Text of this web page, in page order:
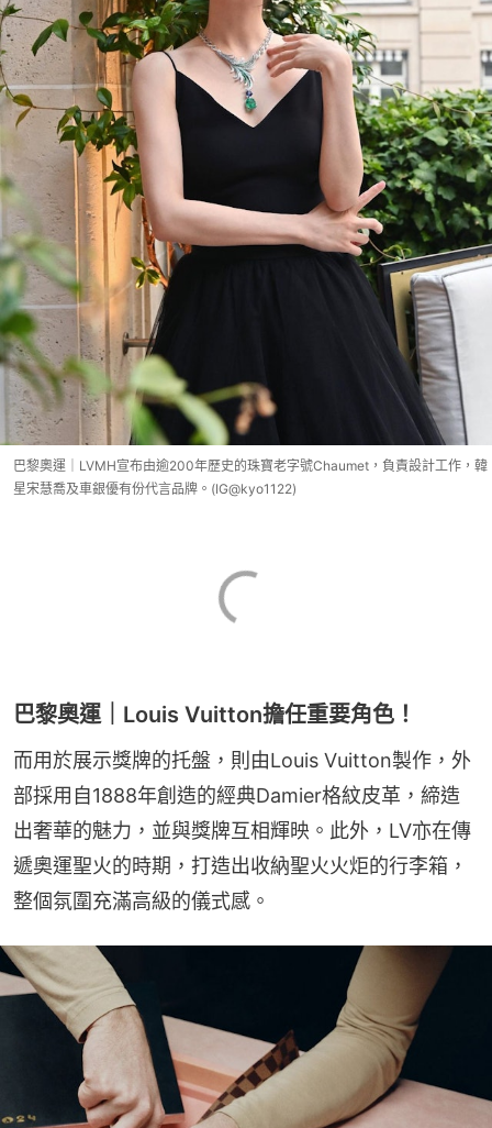
巴黎奧運｜LVMH宣布由逾200年歷史的珠寶老字號Chaumet，負責設計工作，韓
星宋慧喬及車銀優有份代言品牌。(IG@kyo1122)
巴黎奧運｜Louis Vuitton擔任重要角色！
而用於展示獎牌的托盤，則由Louis Vuitton製作，外
部採用自1888年創造的經典Damier格紋皮革，締造
出奢華的魅力，並與獎牌互相輝映。此外，LV亦在傳
遞奧運聖火的時期，打造出收納聖火火炬的行李箱，
整個氛圍充滿高級的儀式感。